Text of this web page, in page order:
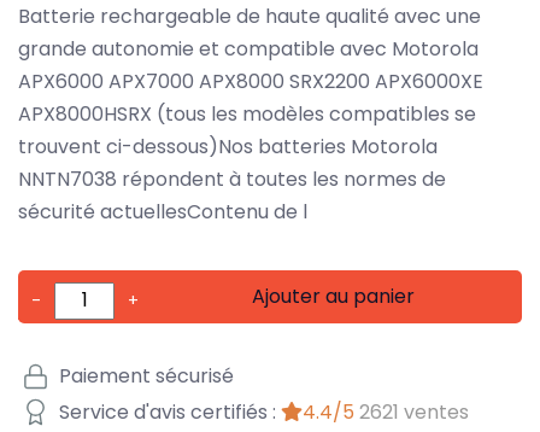
Batterie rechargeable de haute qualité avec une
grande autonomie et compatible avec Motorola
APX6000 APX7000 APX8000 SRX2200 APX6000XE
APX8000HSRX (tous les modèles compatibles se
trouvent ci-dessous)Nos batteries Motorola
NNTN7038 répondent à toutes les normes de
sécurité actuellesContenu de l
- + Ajouter au panier
Paiement sécurisé
Service d'avis certifiés :
4.4/5 2621 ventes